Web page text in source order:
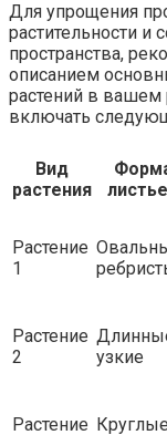
Для упрощения
растительности и
пространства,
описанием
растений в вашем
включать
Вид
растения
Растение
1
Растение
2
узкие
Растение